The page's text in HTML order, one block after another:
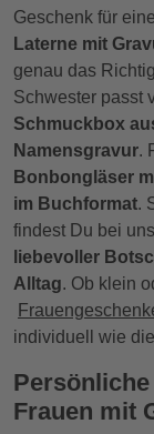
Geschenk für
Laterne mit
genau das
Schwester passt
Schmuckbox
Namensgravur.
Bonbongläser
im Buchformat.
findest Du bei
liebevoller
Alltag. Ob klein
individuell wie
Frauen mit